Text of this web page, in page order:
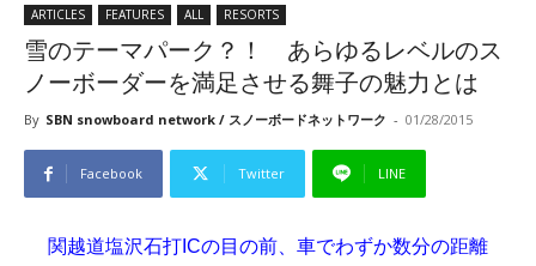
ARTICLES FEATURES ALL RESORTS
雪のテーマパーク？！ あらゆるレベルのス
ノーボーダーを満足させる舞子の魅力とは
By SBN snowboard network / スノーボードネットワーク - 01/28/2015
Facebook Twitter LINE
関越道塩沢石打ICの目の前、車でわずか数分の距離